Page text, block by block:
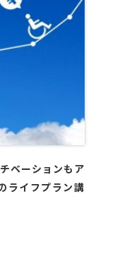
ベーションもア
ライフプラン講